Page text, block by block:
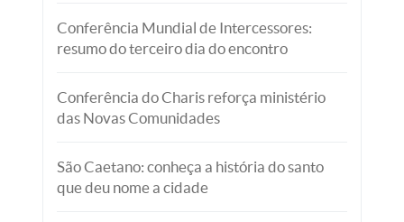
Conferência Mundial de Intercessores:
resumo do terceiro dia do encontro
Conferência do Charis reforça ministério
das Novas Comunidades
São Caetano: conheça a história do santo
que deu nome a cidade